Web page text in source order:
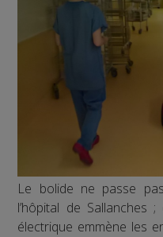
Le bolide ne passe
l’hôpital de Sallanches
électrique emmène les